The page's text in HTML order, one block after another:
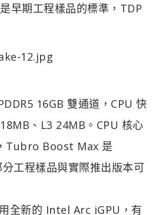
早期工程樣品的標準，TDP
16GB 雙通道，CPU 快
、L3 24MB。CPU 核心
Tubro Boost Max 是
工程樣品與實際推出版本可
全新的 Intel Arc iGPU，有